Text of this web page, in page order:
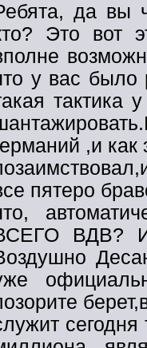
да вы
Это вот
у вас
тактика
,и
пятеро
ВДВ?